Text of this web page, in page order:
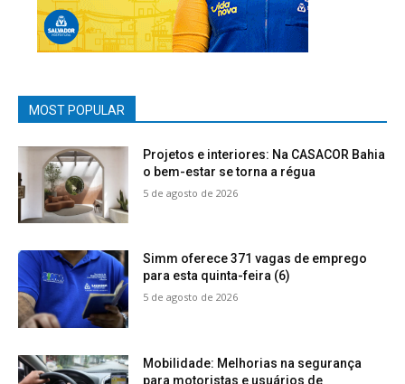
MOST POPULAR
Projetos e interiores: Na CASACOR Bahia
o bem-estar se torna a régua
5 de agosto de 2026
Simm oferece 371 vagas de emprego
para esta quinta-feira (6)
5 de agosto de 2026
Mobilidade: Melhorias na segurança
para motoristas e usuários de